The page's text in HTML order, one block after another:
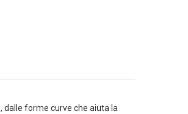
dalle forme curve che aiuta la